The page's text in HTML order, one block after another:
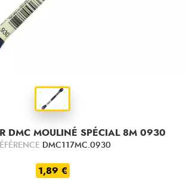
DMC MOULINÉ SPÉCIAL 8M 0930
DMC117MC.0930
1,89 €